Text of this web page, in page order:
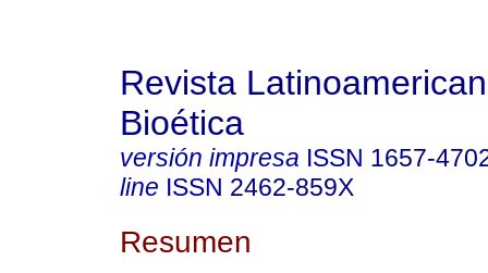
Revista
Bioética
versión impresa ISSN 1657-
line ISSN 2462-859X
Resumen